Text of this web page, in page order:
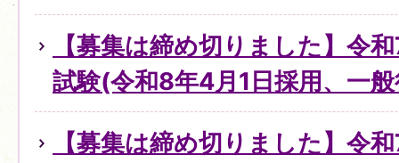
【募集は締め切りました】令
試験(令和8年4月1日採用、一
【募集は締め切りました】令